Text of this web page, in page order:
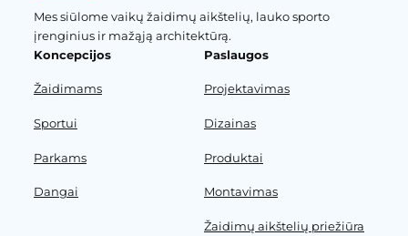
Mes siūlome vaikų žaidimų aikštelių, lauko sporto
įrenginius ir mažąją architektūrą.
Koncepcijos
Žaidimams
Sportui
Parkams
Dangai
Paslaugos
Projektavimas
Dizainas
Produktai
Montavimas
Žaidimų aikštelių priežiūra